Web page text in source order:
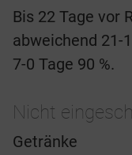
Bis 22 Tage vor
abweichend 21-
7-0 Tage 90 %.
Nicht
Getränke